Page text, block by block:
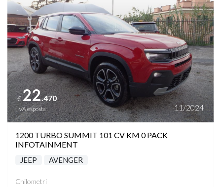
€22.470
IVA esposta 11/2024
1200 TURBO SUMMIT 101 CV KM 0 PACK
INFOTAINMENT
JEEP AVENGER
Chilometri